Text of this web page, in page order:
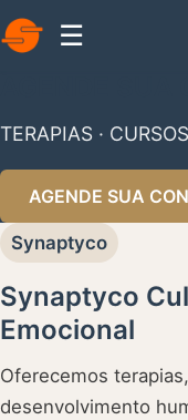
☰
TERAPIAS ·
AGENDE SUA
Synaptyco
Synaptyco
Emocional
Oferecemos
desenvolvimento